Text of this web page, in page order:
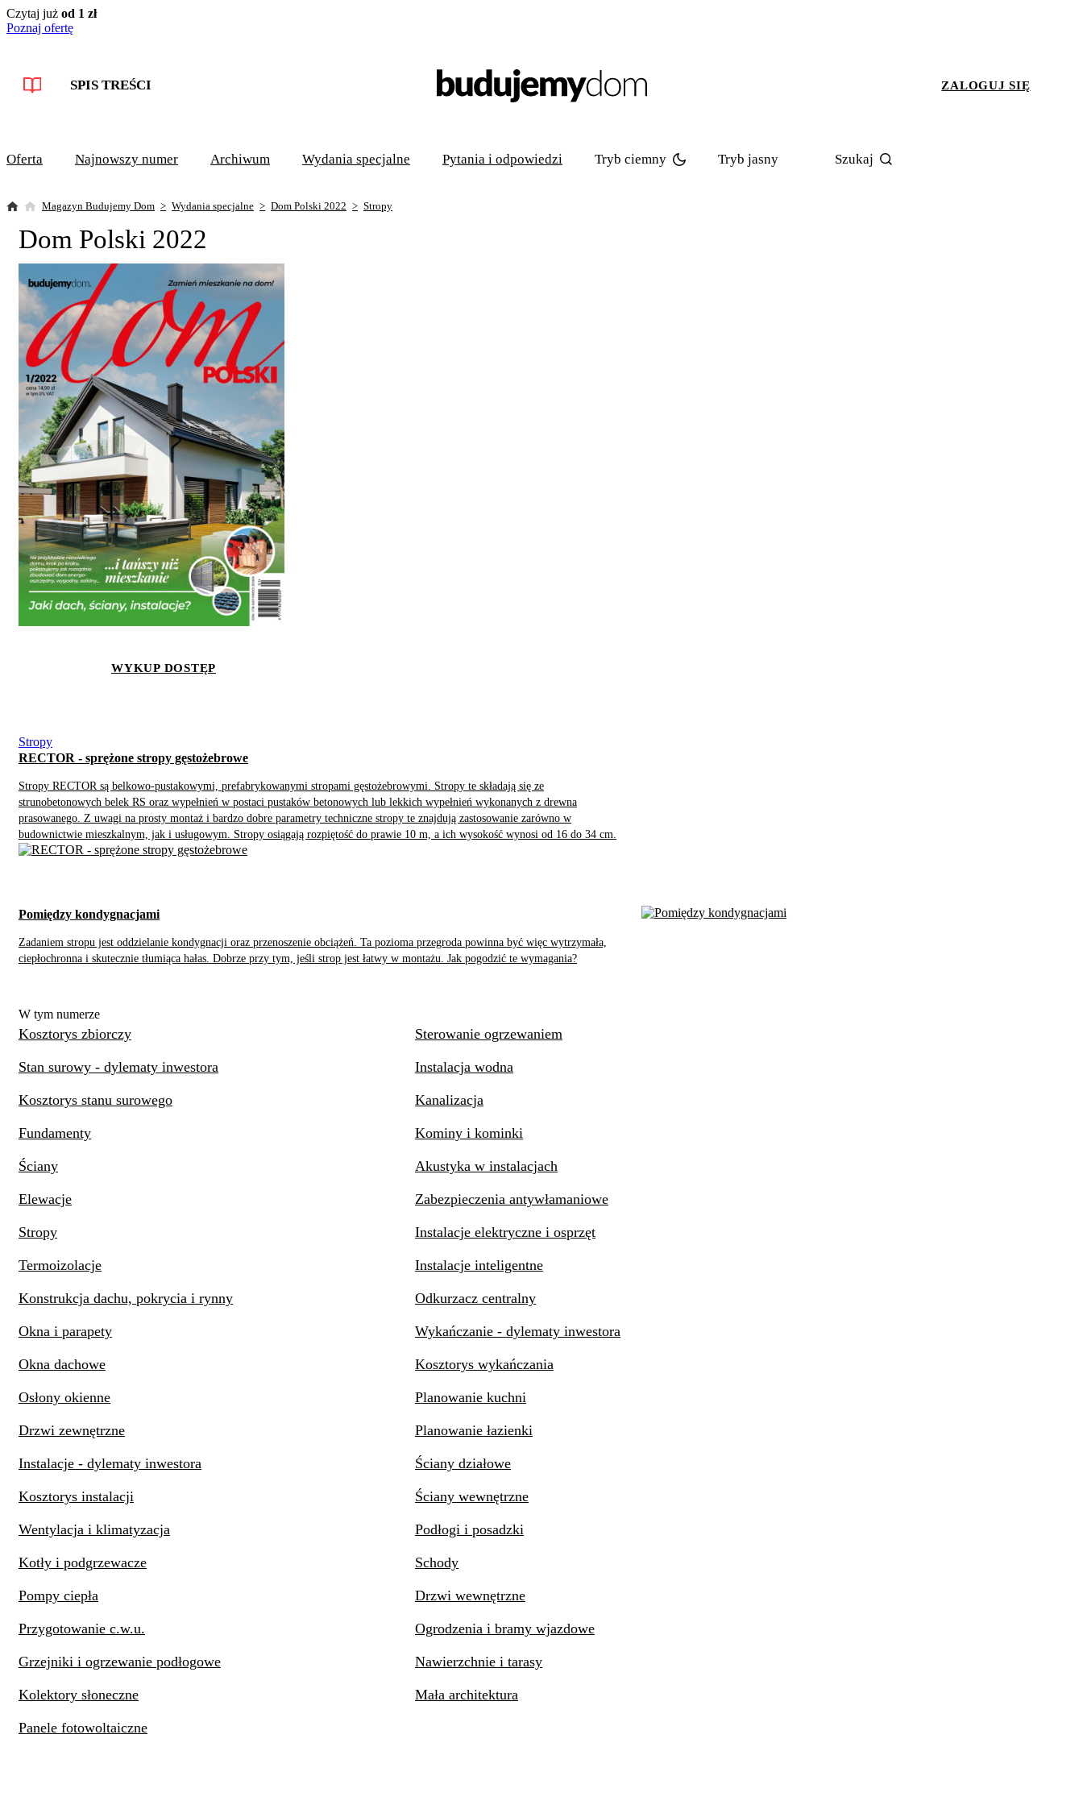
Czytaj już od 1 zł
Poznaj ofertę
SPIS TREŚCI ZALOGUJ SIĘ
Oferta Najnowszy numer Archiwum Wydania specjalne Pytania i odpowiedzi Tryb ciemny Tryb jasny Szukaj
Magazyn Budujemy Dom Wydania specjalne Dom Polski 2022 Stropy
Dom Polski 2022
WYKUP DOSTĘP
Stropy
RECTOR - sprężone stropy gęstożebrowe
Stropy RECTOR są belkowo-pustakowymi, prefabrykowanymi stropami gęstożebrowymi. Stropy te składają się ze
strunobetonowych belek RS oraz wypełnień w postaci pustaków betonowych lub lekkich wypełnień wykonanych z drewna
prasowanego. Z uwagi na prosty montaż i bardzo dobre parametry techniczne stropy te znajdują zastosowanie zarówno w
budownictwie mieszkalnym, jak i usługowym. Stropy osiągają rozpiętość do prawie 10 m, a ich wysokość wynosi od 16 do 34 cm.
Pomiędzy kondygnacjami
Zadaniem stropu jest oddzielanie kondygnacji oraz przenoszenie obciążeń. Ta pozioma przegroda powinna być więc wytrzymała,
ciepłochronna i skutecznie tłumiąca hałas. Dobrze przy tym, jeśli strop jest łatwy w montażu. Jak pogodzić te wymagania?
W tym numerze
Kosztorys zbiorczy
Stan surowy - dylematy inwestora
Kosztorys stanu surowego
Fundamenty
Ściany
Elewacje
Stropy
Termoizolacje
Konstrukcja dachu, pokrycia i rynny
Okna i parapety
Okna dachowe
Osłony okienne
Drzwi zewnętrzne
Instalacje - dylematy inwestora
Kosztorys instalacji
Wentylacja i klimatyzacja
Kotły i podgrzewacze
Pompy ciepła
Przygotowanie c.w.u.
Grzejniki i ogrzewanie podłogowe
Kolektory słoneczne
Panele fotowoltaiczne
Sterowanie ogrzewaniem
Instalacja wodna
Kanalizacja
Kominy i kominki
Akustyka w instalacjach
Zabezpieczenia antywłamaniowe
Instalacje elektryczne i osprzęt
Instalacje inteligentne
Odkurzacz centralny
Wykańczanie - dylematy inwestora
Kosztorys wykańczania
Planowanie kuchni
Planowanie łazienki
Ściany działowe
Ściany wewnętrzne
Podłogi i posadzki
Schody
Drzwi wewnętrzne
Ogrodzenia i bramy wjazdowe
Nawierzchnie i tarasy
Mała architektura